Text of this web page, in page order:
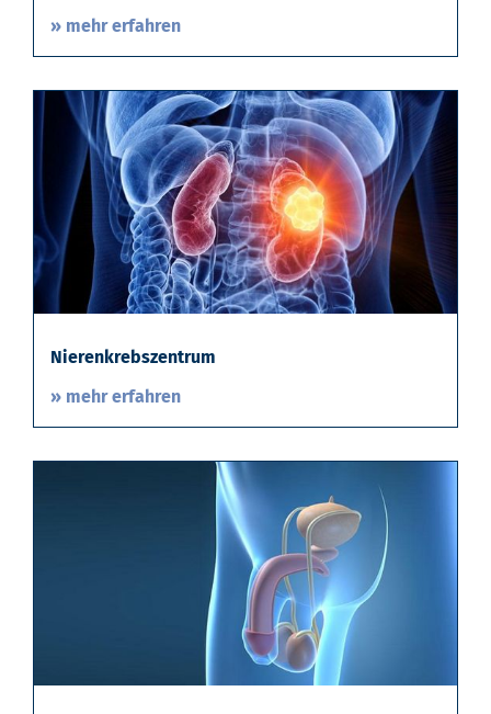
» mehr erfahren
Nierenkrebszentrum
» mehr erfahren